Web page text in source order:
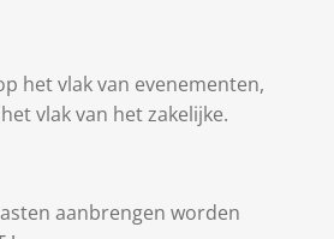
het vlak van evenementen,
vlak van het zakelijke.
aanbrengen worden